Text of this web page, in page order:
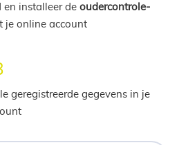
en installeer de oudercontrole-
je online account
geregistreerde gegevens in je